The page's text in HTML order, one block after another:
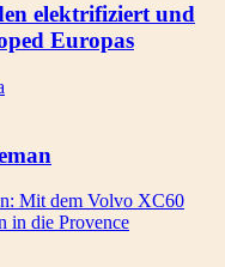
elektrifiziert und
Europas